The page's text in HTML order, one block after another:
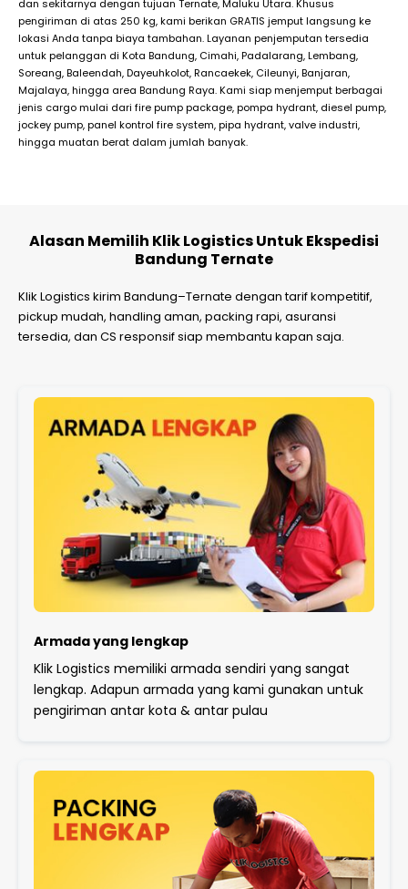
dan sekitarnya dengan tujuan Ternate, Maluku Utara. Khusus
pengiriman di atas 250 kg, kami berikan GRATIS jemput langsung ke
lokasi Anda tanpa biaya tambahan. Layanan penjemputan tersedia
untuk pelanggan di Kota Bandung, Cimahi, Padalarang, Lembang,
Soreang, Baleendah, Dayeuhkolot, Rancaekek, Cileunyi, Banjaran,
Majalaya, hingga area Bandung Raya. Kami siap menjemput berbagai
jenis cargo mulai dari fire pump package, pompa hydrant, diesel pump,
jockey pump, panel kontrol fire system, pipa hydrant, valve industri,
hingga muatan berat dalam jumlah banyak.
Alasan Memilih Klik Logistics Untuk Ekspedisi
Bandung Ternate
Klik Logistics kirim Bandung–Ternate dengan tarif kompetitif,
pickup mudah, handling aman, packing rapi, asuransi
tersedia, dan CS responsif siap membantu kapan saja.
Armada yang lengkap
Klik Logistics memiliki armada sendiri yang sangat
lengkap. Adapun armada yang kami gunakan untuk
pengiriman antar kota & antar pulau